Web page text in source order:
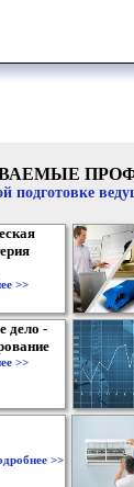
подготовке
>>
дело -
>>
>>